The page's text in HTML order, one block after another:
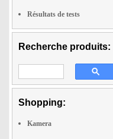
Résultats de tests
Recherche produits:
Shopping:
Kamera